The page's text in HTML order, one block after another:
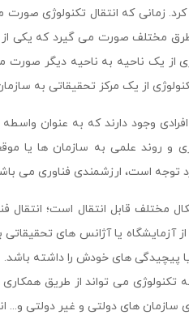
زمانی که انتقال تکنولوژی
مختلف صورت می گیرد که یکی از
از یک ناحیه به ناحیه دیگر صورت
از یک مرکز تحقیقاتی به
وجود دارند که به عنوان
و روند علمی به سازمان ها
توجه است، ارزشمندی فناوری می
مختلف قابل انتقال است؛
از آزمایشگاه یا آژانس های
پیچیدگی های خودش را داشته باشد.
تکنولوژی می تواند از طریق
سازمان های دولتی و غیر دولتی و...